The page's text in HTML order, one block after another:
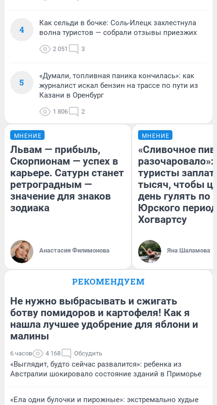
4
Как сельди в бочке: Соль-Илецк захлестнула
волна туристов — собрали отзывы приезжих
2 051 3
5
«Думали, топливная паника кончилась»: как
журналист искал бензин на трассе по пути из
Казани в Оренбург
1 806 2
МНЕНИЕ
Львам — прибыль,
Скорпионам — успех в
карьере. Сатурн станет
ретроградным —
значение для знаков
зодиака
Анастасия Филимонова
МНЕНИЕ
«Сливочное
разочаровало»:
туристы
тысяч, чтобы
день гулять по
Юрского
Хогвартсу
Яна Шаламова
РЕКОМЕНДУЕМ
Не нужно выбрасывать и сжигать
ботву помидоров и картофеля! Как я
нашла лучшее удобрение для яблони и
малины
6 часов 4 168 Обсудить
«Выглядит, будто сейчас развалится»: ребенка из
Австралии шокировало состояние зданий в Приморье
«Ела одни булочки и пирожные»: экстремально худые